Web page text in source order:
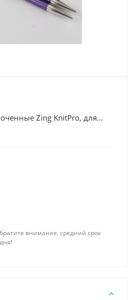
Zing KnitPro, для...
внимание, средний срок